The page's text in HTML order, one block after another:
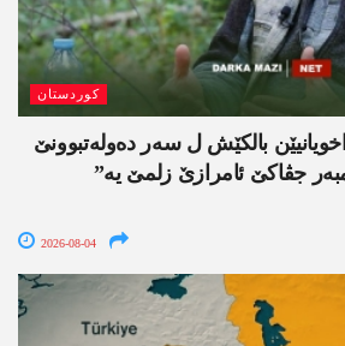
کوردستان
بالکێش ل سەر دەولەتبوونێ
جڤاکێ ئامرازێ زلمێ یە”
2026-08-04